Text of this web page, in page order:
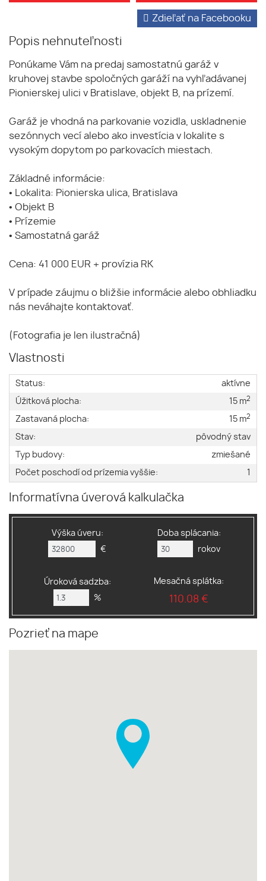
Popis nehnuteľnosti
Zdieľať na Facebooku
Ponúkame Vám na predaj samostatnú garáž v
kruhovej stavbe spoločných garáží na vyhľadávanej
Pionierskej ulici v Bratislave, objekt B, na prízemí.
Garáž je vhodná na parkovanie vozidla, uskladnenie
sezónnych vecí alebo ako investícia v lokalite s
vysokým dopytom po parkovacích miestach.
Základné informácie:
• Lokalita: Pionierska ulica, Bratislava
• Objekt B
• Prízemie
• Samostatná garáž
Cena: 41 000 EUR + provízia RK
V prípade záujmu o bližšie informácie alebo obhliadku
nás neváhajte kontaktovať.
(Fotografia je len ilustračná)
Vlastnosti
Status:
aktívne
Úžitková plocha:
15 m2
Zastavaná plocha: 15 m2
Stav:
pôvodný stav
Typ budovy:
zmiešané
Počet poschodí od prízemia vyššie:
1
Informatívna úverová kalkulačka
Výška úveru:
€
Doba splácania:
rokov
Úroková sadzba:
%
Mesačná splátka:
110.08 €
Pozrieť na mape